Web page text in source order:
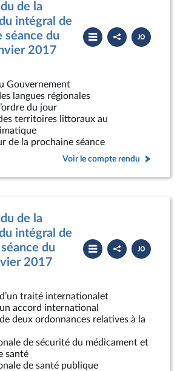
de la
intégral de
séance du
2017
Partager
le
compte
Télécharger
le
PDF
Gouvernement
langues régionales
du jour
territoires littoraux au
de la prochaine séance
Voir le compte rendu
de la
intégral de
du
2017
Partager
le
compte
Télécharger
le
PDF
traité internationalet
accord international
deux ordonnances relatives à la
de sécurité du médicament et
santé
de santé publique